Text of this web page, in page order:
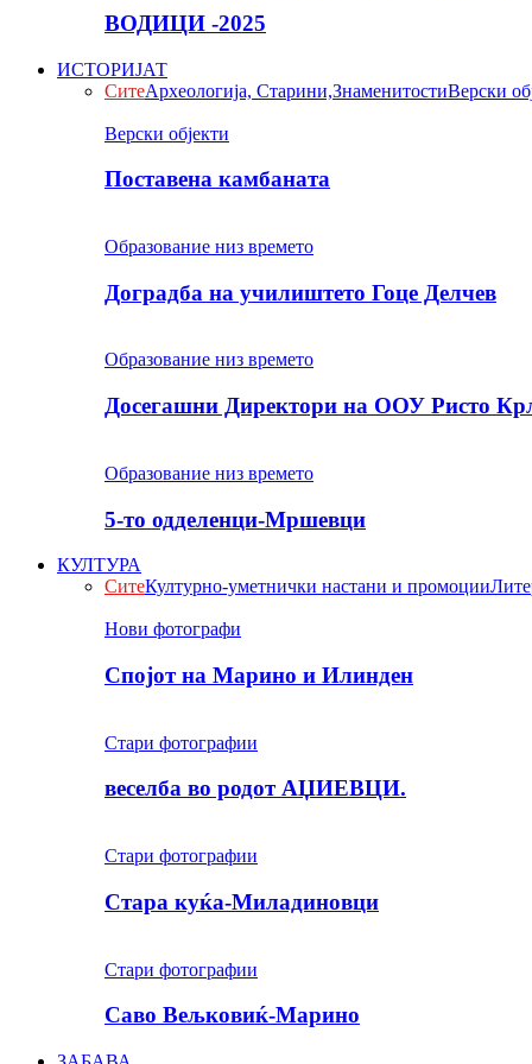
ВОДИЦИ -2025
ИСТОРИЈАТ
СитеАрхеологија, Старини,ЗнаменитостиВерски
Верски објекти
Поставена камбаната
Образование низ времето
Доградба на училиштето Гоце Делчев
Образование низ времето
Досегашни Директори на ООУ Ристо
Образование низ времето
5-то одделенци-Мршевци
КУЛТУРА
СитеКултурно-уметнички настани и промоции
Нови фотографи
Спојот на Марино и Илинден
Стари фотографии
веселба во родот АЏИЕВЦИ.
Стари фотографии
Стара куќа-Миладиновци
Стари фотографии
Саво Вељковиќ-Марино